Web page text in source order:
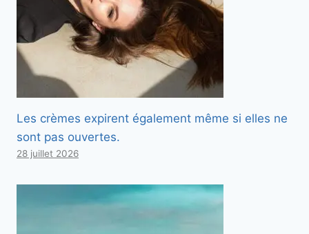
Les crèmes expirent également même si elles ne
sont pas ouvertes.
28 juillet 2026